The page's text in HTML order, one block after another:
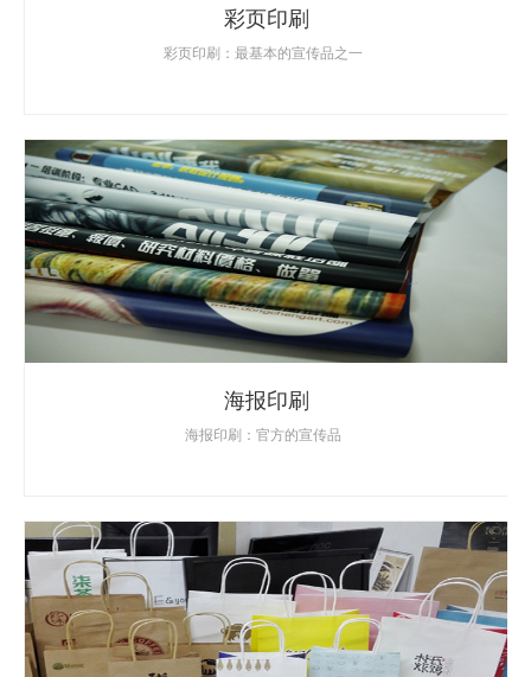
彩页印刷
彩页印刷：最基本的宣传品之一
海报印刷
海报印刷：官方的宣传品